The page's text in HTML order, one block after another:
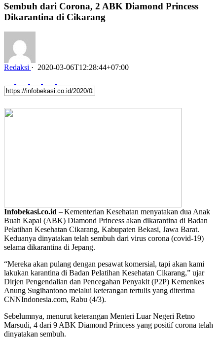
Sembuh dari Corona, 2 ABK Diamond Princess
Dikarantina di Cikarang
Redaksi · 2020-03-06T12:28:44+07:00
Infobekasi.co.id –Kementerian Kesehatan menyatakan dua Anak
Buah Kapal (ABK) Diamond Princess akan dikarantina di Badan
Pelatihan Kesehatan Cikarang, Kabupaten Bekasi, Jawa Barat.
Keduanya dinyatakan telah sembuh dari virus corona (covid-19)
selama dikarantina di Jepang.
“Mereka akan pulang dengan pesawat komersial, tapi akan kami
lakukan karantina di Badan Pelatihan Kesehatan Cikarang,” ujar
Dirjen Pengendalian dan Pencegahan Penyakit (P2P) Kemenkes
Anung Sugihantono melalui keterangan tertulis yang diterima
CNNIndonesia.com, Rabu (4/3).
Sebelumnya, menurut keterangan Menteri Luar Negeri Retno
Marsudi, 4 dari 9 ABK Diamond Princess yang positif corona telah
dinyatakan sembuh.